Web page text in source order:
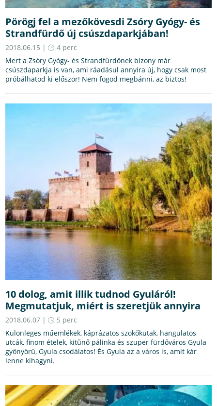
Pörögj fel a mezőkövesdi Zsóry Gyógy- és
Strandfürdő új csúszdaparkjában!
2018.06.15 |
4 perc
Mert a Zsóry Gyógy- és Strandfürdőnek bizony már
csúszdaparkja is van, ami ráadásul annyira új, hogy csak most
próbálhatod ki először! Nem fogod megbánni, az biztos!
10 dolog, amit illik tudnod Gyuláról!
Megmutatjuk, miért is szeretjük annyira
2018.06.07 |
5 perc
Különleges műemlékek, káprázatos szökőkutak, hangulatos
utcák, finom ételek, kitűnő pálinka és szuper fürdőváros Gyula
gyönyörű, Gyula csodálatos! És Gyula az a város is, amit kár
lenne kihagyni.